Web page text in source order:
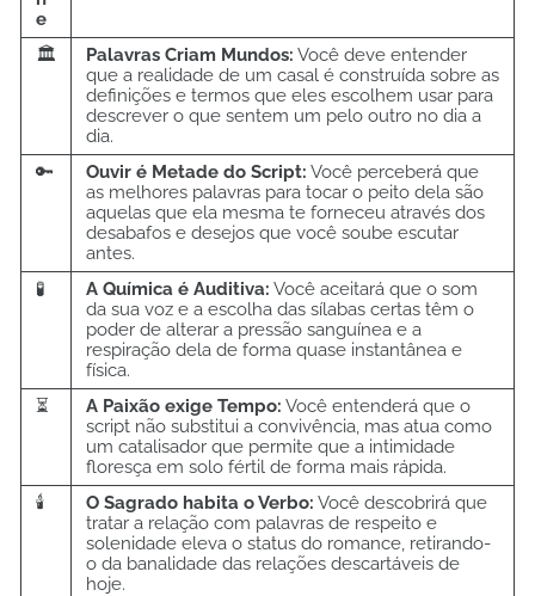
e
🏛️
Palavras Criam Mundos: Você deve entender
que a realidade de um casal é construída sobre as
definições e termos que eles escolhem usar para
descrever o que sentem um pelo outro no dia a
dia.
🔑
Ouvir é Metade do Script: Você perceberá que
as melhores palavras para tocar o peito dela são
aquelas que ela mesma te forneceu através dos
desabafos e desejos que você soube escutar
antes.
🧪
A Química é Auditiva: Você aceitará que o som
da sua voz e a escolha das sílabas certas têm o
poder de alterar a pressão sanguínea e a
respiração dela de forma quase instantânea e
física.
⏳
A Paixão exige Tempo: Você entenderá que o
script não substitui a convivência, mas atua como
um catalisador que permite que a intimidade
floresça em solo fértil de forma mais rápida.
🕯️
O Sagrado habita o Verbo: Você descobrirá que
tratar a relação com palavras de respeito e
solenidade eleva o status do romance, retirando-
o da banalidade das relações descartáveis de
hoje.